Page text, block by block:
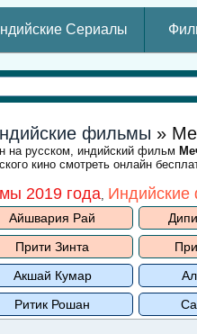
Сериалы
фильмы »
на русском, индийский фильм
кино смотреть онлайн
2019 года,
Айшвария Рай
Прити Зинта
Акшай Кумар
Ритик Рошан